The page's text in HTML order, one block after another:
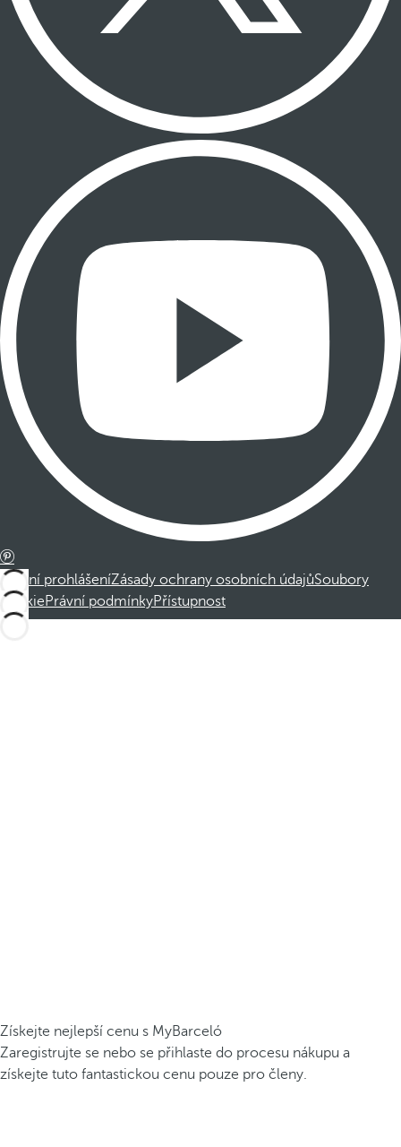
Právní prohlášeníZásady ochrany osobních údajůSoubory
cookiePrávní podmínkyPřístupnost
Získejte nejlepší cenu s MyBarceló
Zaregistrujte se nebo se přihlaste do procesu nákupu a
získejte tuto fantastickou cenu pouze pro členy.